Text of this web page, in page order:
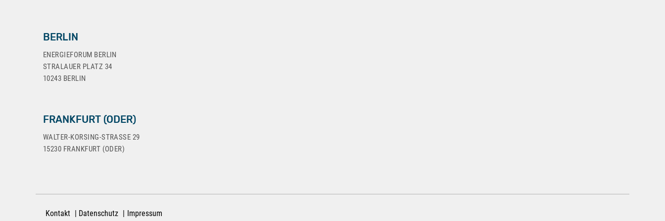
BERLIN
ENERGIEFORUM BERLIN
STRALAUER PLATZ 34
10243 BERLIN
FRANKFURT (ODER)
WALTER-KORSING-STRASSE 29
15230 FRANKFURT (ODER)
Kontakt Datenschutz Impressum